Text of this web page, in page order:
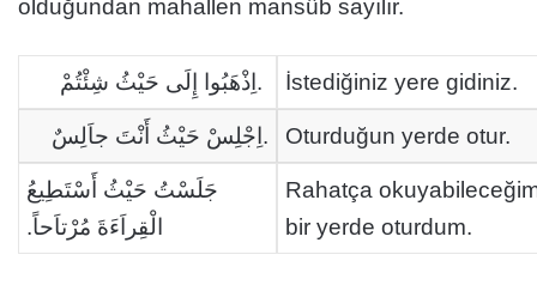
olduğundan mahallen mansûb sayılır.
اِذْهَبُوا إِلَى حَيْثُ شِئْتُمْ. İstediğiniz yere gidiniz.
اِجْلِسْ حَيْثُ أَنْتَ جاَلِسٌ. Oturduğun yerde otur.
جَلَسْتُ حَيْثُ أَسْتَطِيعُ
الْقِراَءَةَ مُرْتاَحاً.
Rahatça
bir yerde oturdum.